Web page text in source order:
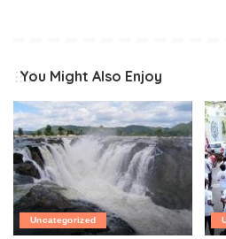
You Might Also Enjoy
Uncategorized